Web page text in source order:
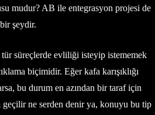
mudur? AB ile entegrasyon projesi de
şeydir.
süreçlerde evliliği isteyip istememek
biçimidir. Eğer kafa karışıklığı
bu durum en azından bir taraf için
geçilir ne serden denir ya, konuyu bu tip